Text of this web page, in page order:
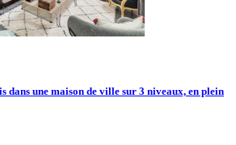
dans une maison de ville sur 3 niveaux, en plein